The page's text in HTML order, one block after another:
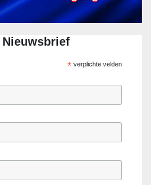
*verplichte velden